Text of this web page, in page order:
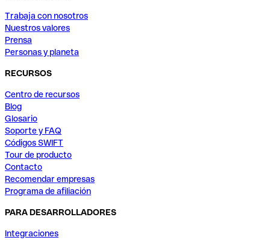
Trabaja con nosotros
Nuestros valores
Prensa
Personas y planeta
RECURSOS
Centro de recursos
Blog
Glosario
Soporte y FAQ
Códigos SWIFT
Tour de producto
Contacto
Recomendar empresas
Programa de afiliación
PARA DESARROLLADORES
Integraciones